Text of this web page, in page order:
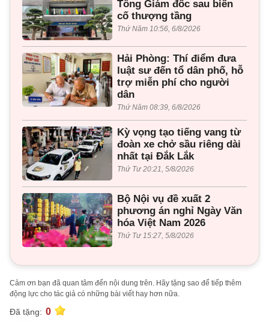
Tổng Giám đốc sau biến
cố thượng tầng
Thứ Năm 10:56, 6/8/2026
Hải Phòng: Thí điểm đưa
luật sư đến tổ dân phố, hỗ
trợ miễn phí cho người
dân
Thứ Năm 08:39, 6/8/2026
Kỳ vọng tạo tiếng vang từ
đoàn xe chở sầu riêng dài
nhất tại Đắk Lắk
Thứ Tư 20:21, 5/8/2026
Bộ Nội vụ đề xuất 2
phương án nghỉ Ngày Văn
hóa Việt Nam 2026
Thứ Tư 15:27, 5/8/2026
Cảm ơn bạn đã quan tâm đến nội dung trên. Hãy tặng sao để tiếp thêm
động lực cho tác giả có những bài viết hay hơn nữa.
Đã tặng: 0